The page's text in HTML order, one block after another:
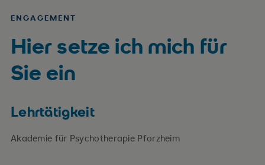
ENGAGEMENT
Hier setze ich mich für
Sie ein
Lehrtätigkeit
Akademie für Psychotherapie Pforzheim